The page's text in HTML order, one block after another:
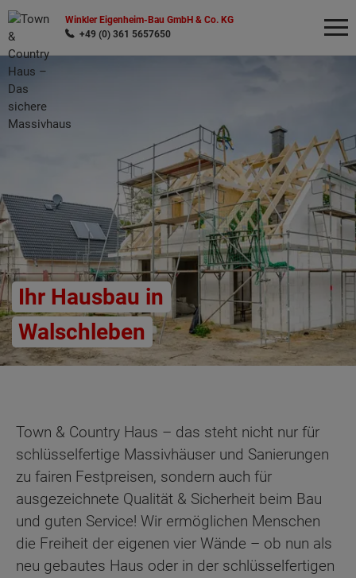
Winkler Eigenheim-Bau GmbH & Co. KG
+49 (0) 361 5657650
Ihr Hausbau in
Walschleben
Town & Country Haus – das steht nicht nur für
schlüsselfertige Massivhäuser und Sanierungen
zu fairen Festpreisen, sondern auch für
ausgezeichnete Qualität & Sicherheit beim Bau
und guten Service! Wir ermöglichen Menschen
die Freiheit der eigenen vier Wände – ob nun als
neu gebautes Haus oder in der schlüsselfertigen
Wonach möchten Sie suchen?